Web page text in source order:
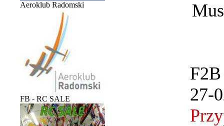
Aeroklub Radomski
FB - RC SALE
27-